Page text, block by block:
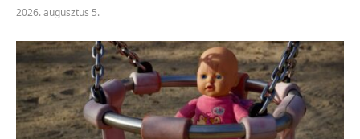
2026. augusztus 5.